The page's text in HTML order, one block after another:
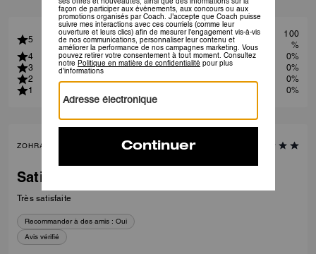
5
100
%
4
0%
3
0%
2
0%
1
0%
ZOHRA A., JAN 30, 2026
Satisfait
Très satisfaite
Recommander à des amis : Oui
Avis vérifié